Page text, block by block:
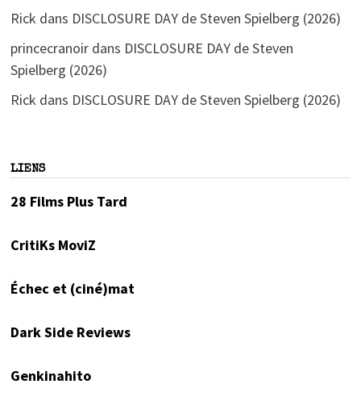
Rick dans DISCLOSURE DAY de Steven Spielberg (2026)
princecranoirdans DISCLOSURE DAY de Steven
Spielberg (2026)
Rick dans DISCLOSURE DAY de Steven Spielberg (2026)
LIENS
28 Films Plus Tard
CritiKs MoviZ
Échec et (ciné)mat
Dark Side Reviews
Genkinahito